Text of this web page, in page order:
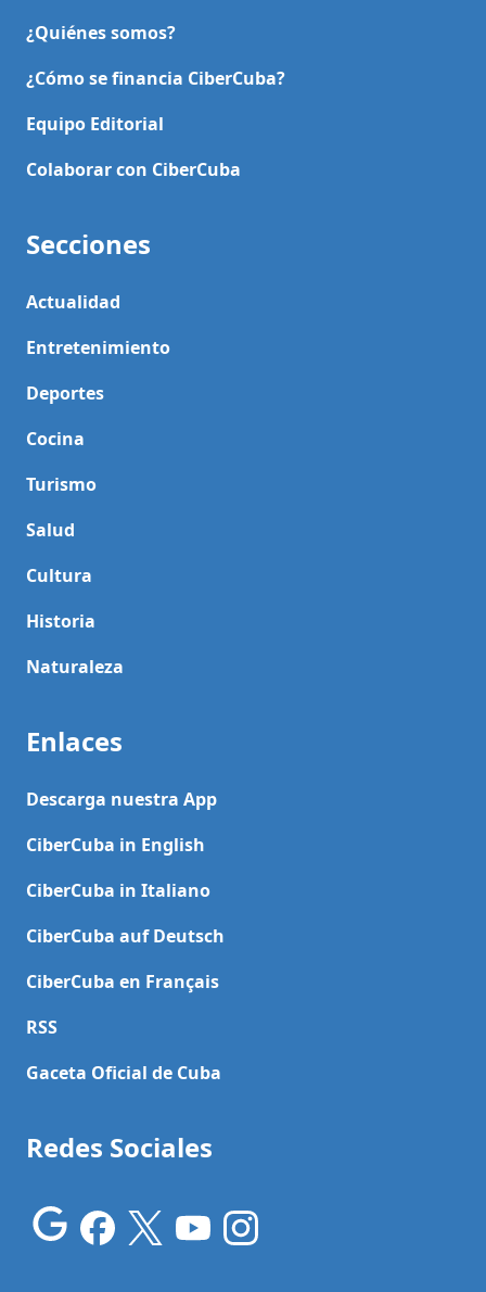
¿Quiénes somos?
¿Cómo se financia CiberCuba?
Equipo Editorial
Colaborar con CiberCuba
Secciones
Actualidad
Entretenimiento
Deportes
Cocina
Turismo
Salud
Cultura
Historia
Naturaleza
Enlaces
Descarga nuestra App
CiberCuba in English
CiberCuba in Italiano
CiberCuba auf Deutsch
CiberCuba en Français
RSS
Gaceta Oficial de Cuba
Redes Sociales